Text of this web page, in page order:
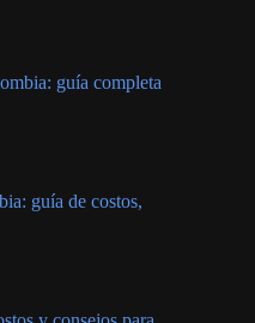
guía completa
guía de costos,